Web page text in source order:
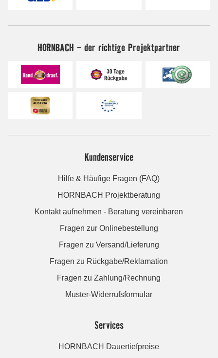
HORNBACH - der richtige Projektpartner
Kundenservice
Hilfe & Häufige Fragen (FAQ)
HORNBACH Projektberatung
Kontakt aufnehmen - Beratung vereinbaren
Fragen zur Onlinebestellung
Fragen zu Versand/Lieferung
Fragen zu Rückgabe/Reklamation
Fragen zu Zahlung/Rechnung
Muster-Widerrufsformular
Services
HORNBACH Dauertiefpreise